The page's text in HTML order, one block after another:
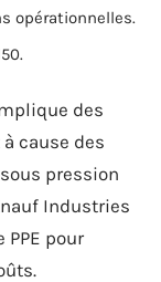
opérationnelles.
des
cause des
pression
Industries
pour